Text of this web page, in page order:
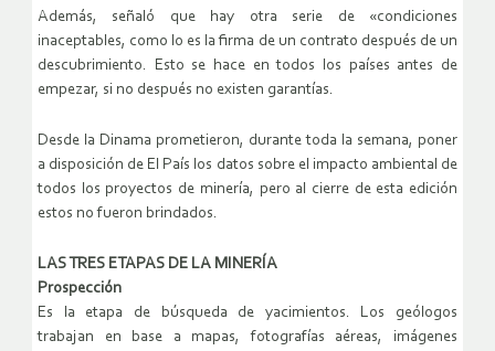
Además, señaló que hay otra serie de «condiciones
inaceptables, como lo es la firma de un contrato después de un
descubrimiento. Esto se hace en todos los países antes de
empezar, si no después no existen garantías.
Desde la Dinama prometieron, durante toda la semana, poner
a disposición de El País los datos sobre el impacto ambiental de
todos los proyectos de minería, pero al cierre de esta edición
estos no fueron brindados.
LAS TRES ETAPAS DE LA MINERÍA
Prospección
Es la etapa de búsqueda de yacimientos. Los geólogos
trabajan en base a mapas, fotografías aéreas, imágenes